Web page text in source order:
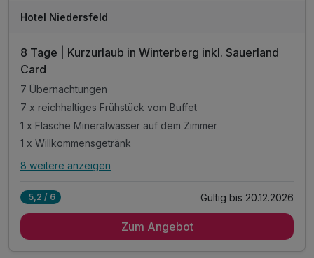
Hotel Niedersfeld
8 Tage | Kurzurlaub in Winterberg inkl. Sauerland
Card
7 Übernachtungen
7 x reichhaltiges Frühstück vom Buffet
1 x Flasche Mineralwasser auf dem Zimmer
1 x Willkommensgetränk
Alle Inklusivleistungen
7 x reichhaltiges Frühstück vom Buffet
8 weitere anzeigen
5,2 / 6 Gültig bis 20.12.2026
Zum Angebot